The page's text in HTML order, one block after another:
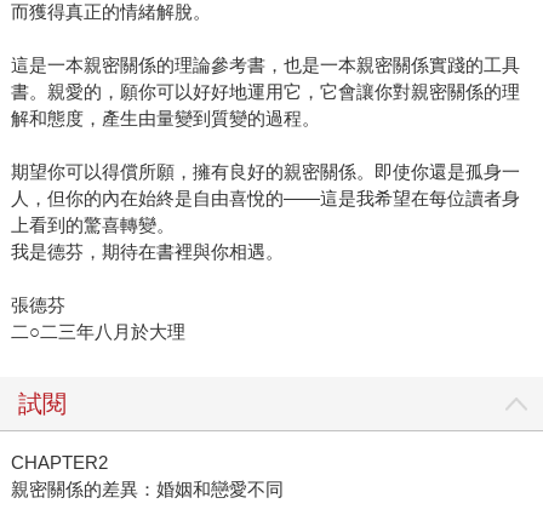
而獲得真正的情緒解脫。
這是一本親密關係的理論參考書，也是一本親密關係實踐的工具
書。親愛的，願你可以好好地運用它，它會讓你對親密關係的理
解和態度，產生由量變到質變的過程。
期望你可以得償所願，擁有良好的親密關係。即使你還是孤身一
人，但你的內在始終是自由喜悅的——這是我希望在每位讀者身
上看到的驚喜轉變。
我是德芬，期待在書裡與你相遇。
張德芬
二○二三年八月於大理
試閱
CHAPTER2
親密關係的差異：婚姻和戀愛不同